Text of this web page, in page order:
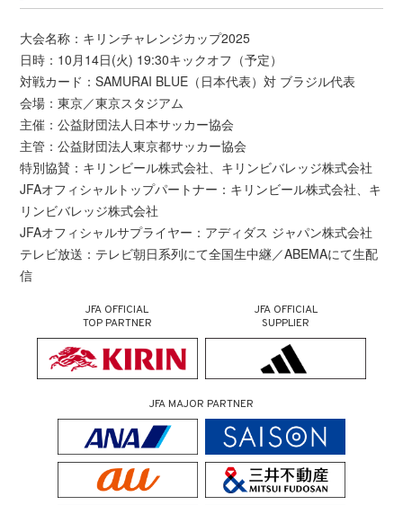
大会名称：キリンチャレンジカップ2025
日時：10月14日(火) 19:30キックオフ（予定）
対戦カード：SAMURAI BLUE（日本代表）対 ブラジル代表
会場：東京／東京スタジアム
主催：公益財団法人日本サッカー協会
主管：公益財団法人東京都サッカー協会
特別協賛：キリンビール株式会社、キリンビバレッジ株式会社
JFAオフィシャルトップパートナー：キリンビール株式会社、キ
リンビバレッジ株式会社
JFAオフィシャルサプライヤー：アディダス ジャパン株式会社
テレビ放送：テレビ朝日系列にて全国生中継／ABEMAにて生配
信
JFA OFFICIAL
TOP PARTNER
JFA OFFICIAL
SUPPLIER
JFA MAJOR PARTNER